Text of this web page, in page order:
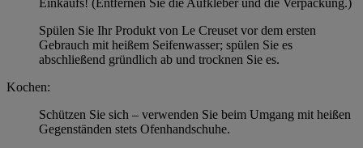
Einkaufs! (Entfernen Sie die Aufkleber und die Verpackung.)
Spülen Sie Ihr Produkt von Le Creuset vor dem ersten
Gebrauch mit heißem Seifenwasser; spülen Sie es
abschließend gründlich ab und trocknen Sie es.
Kochen:
Schützen Sie sich – verwenden Sie beim Umgang mit heißen
Gegenständen stets Ofenhandschuhe.